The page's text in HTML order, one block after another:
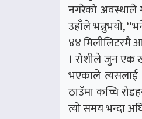
नगरेको अवस्थाले
उहाँले भन्नुभयो,
४४ मिलीलिटरमै
। रोशीले जुन एक
भएकाले त्यसलाई
ठाउँमा कच्चि
त्यो समय भन्दा